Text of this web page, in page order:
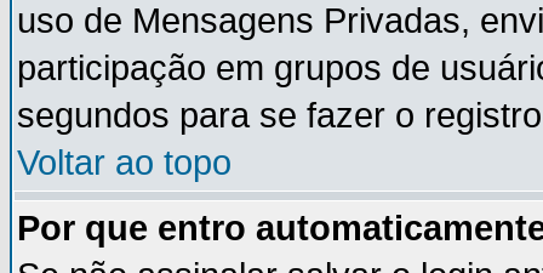
uso de Mensagens Privadas,
participação em grupos de
segundos para se fazer o
Voltar ao topo
Por que entro